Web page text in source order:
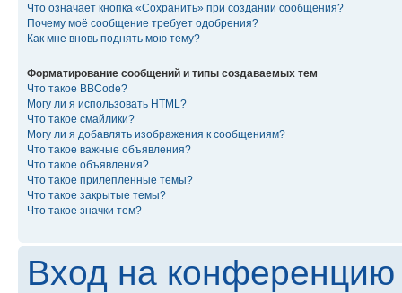
Что означает кнопка «Сохранить» при создании сообщения?
Почему моё сообщение требует одобрения?
Как мне вновь поднять мою тему?
Форматирование сообщений и типы создаваемых тем
Что такое BBCode?
Могу ли я использовать HTML?
Что такое смайлики?
Могу ли я добавлять изображения к сообщениям?
Что такое важные объявления?
Что такое объявления?
Что такое прилепленные темы?
Что такое закрытые темы?
Что такое значки тем?
Вход на конференцию